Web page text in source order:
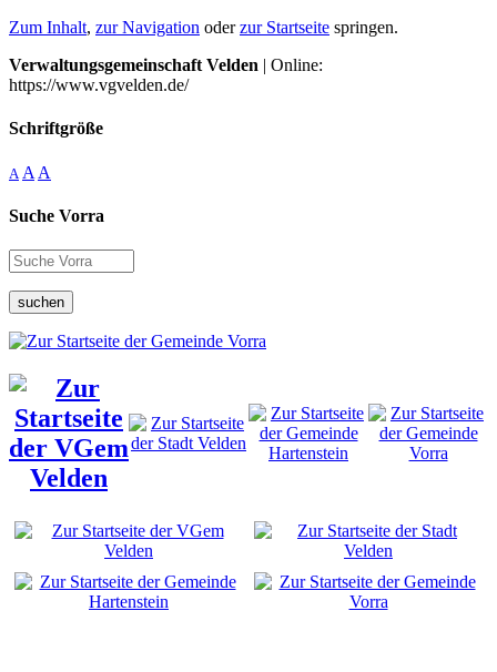
Zum Inhalt, zur Navigation oderzur Startseite springen.
Verwaltungsgemeinschaft Velden | Online:
https://www.vgvelden.de/
Schriftgröße
A A A
Suche Vorra
suchen